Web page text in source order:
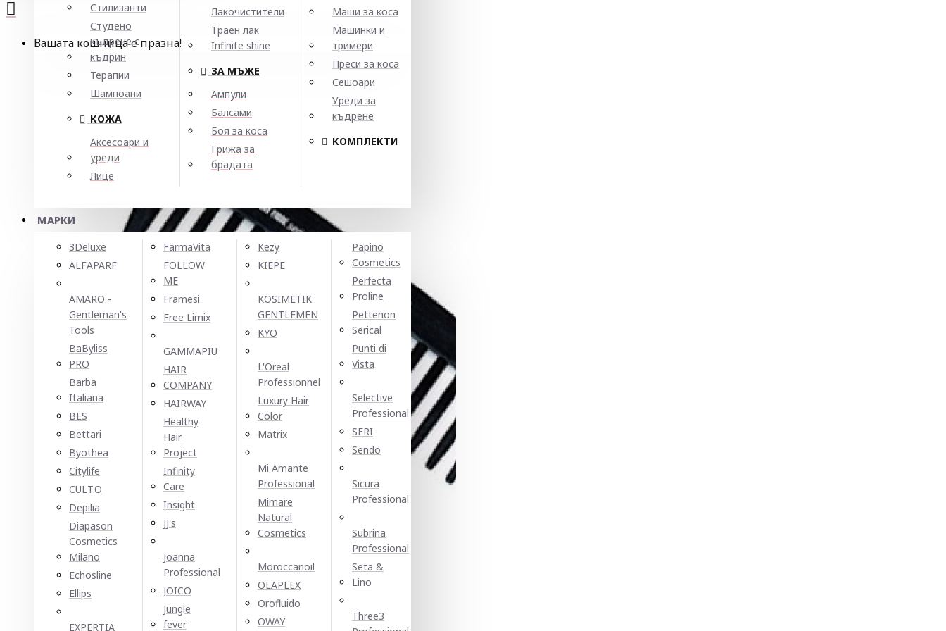
Стилизанти
Студено
къдрене с
къдрин
Терапии
Шампоани
КОЖА
Аксесоари и
уреди
Лице
Лакочистители
Траен лак
Infinite shine
ЗА МЪЖЕ
Ампули
Балсами
Боя за коса
Грижа за
брадата
Маши за коса
Машинки и
тримери
Преси за коса
Сешоари
Уреди за
къдрене
КОМПЛЕКТИ
МАРКИ
3Deluxe
ALFAPARF
AMARO -
Gentleman's
Tools
BaByliss
PRO
Barba
Italiana
BES
Bettari
Byothea
Citylife
CULT.O
Depilia
Diapason
Cosmetics
Milano
Echosline
Ellірѕ
EXPERTIA
FarmaVita
FOLLOW
ME
Framesi
Free Limix
GAMMAPIU
HAIR
COMPANY
HAIRWAY
Healthy
Hair
Project
Infinity
Care
Insight
JJ's
Joanna
Professional
JOICO
Jungle
fever
Kezy
KIEPE
KOSIMETIK
GENTLEMEN
KYO
L'Oreal
Professionnel
Luxury Hair
Color
Matrix
Mi Amante
Professional
Mimare
Natural
Cosmetics
Moroccanoil
OLAPLEX
Orofluido
OWAY
Papino
Cosmetics
Perfecta
Proline
Pettenon
Serical
Punti di
Vista
Selective
Professional
SERI
Sendo
Sicura
Professional
Subrina
Professional
Seta &
Lino
Three3
Вашата кошница е празна!